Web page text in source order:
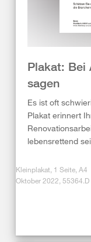
Plakat: Bei
sagen
Es ist oft
Plakat erinnert
lebensrettend
Kleinplakat, 1 Seite, A4
Oktober 2022, 55364.D